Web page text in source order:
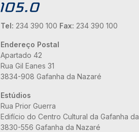
Tel: 234 390 100 Fax: 234 390 100
Endereço Postal
Apartado 42
Rua Gil Eanes 31
3834-908 Gafanha da Nazaré
Estúdios
Rua Prior Guerra
Edifício do Centro Cultural da Gafanha
3830-556 Gafanha da Nazaré